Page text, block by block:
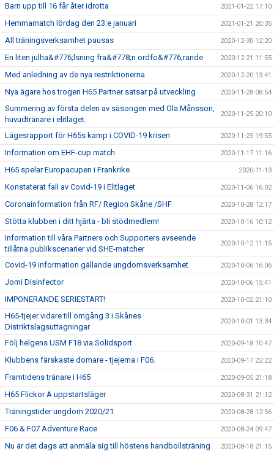
Barn upp till 16 får åter idrotta 2021-01-22 17:10
Hemmamatch lördag den 23:e januari 2021-01-21 20:35
All träningsverksamhet pausas 2020-12-30 12:20
En liten julha&#776;lsning fra&#778;n ordfo&#776;rande 2020-12-21 11:55
Med anledning av de nya restriktionerna 2020-12-20 13:41
Nya ägare hos trogen H65 Partner satsar på utveckling 2020-11-28 08:54
Summering av första delen av säsongen med Ola Månsson,
huvudtränare i elitlaget.
2020-11-25 20:10
Lägesrapport för H65s kamp i COVID-19 krisen 2020-11-25 19:55
Information om EHF-cup match 2020-11-17 11:16
H65 spelar Europacupen i Frankrike 2020-11-13
Konstaterat fall av Covid-19 i Elitlaget 2020-11-06 16:02
Coronainformation från RF/ Region Skåne /SHF 2020-10-28 12:17
Stötta klubben i ditt hjärta - bli stödmedlem! 2020-10-16 10:12
Information till våra Partners och Supporters avseende
tillåtna publikscenarier vid SHE-matcher
2020-10-12 11:15
Covid-19 information gällande ungdomsverksamhet 2020-10-06 16:06
Jomi Disinfector 2020-10-06 15:41
IMPONERANDE SERIESTART! 2020-10-02 21:10
H65-tjejer vidare till omgång 3 i Skånes
Distriktslagsuttagningar
2020-10-01 13:34
Följ helgens USM F18 via Solidsport 2020-09-18 10:47
Klubbens färskaste domare - tjejerna i F06. 2020-09-17 22:22
Framtidens tränare i H65 2020-09-05 21:18
H65 Flickor A uppstartsläger 2020-08-31 21:12
Träningstider ungdom 2020/21 2020-08-28 12:56
F06 & F07 Adventure Race 2020-08-24 09:47
Nu är det dags att anmäla sig till höstens handbollsträning 2020-08-18 21:15